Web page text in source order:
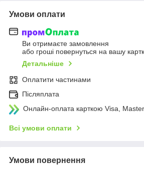
Умови оплати
Ви отримаєте замовлення
або гроші повернуться на вашу
Детальніше
Оплатити частинами
Післяплата
Онлайн-оплата карткою Visa,
Всі умови оплати
Умови повернення